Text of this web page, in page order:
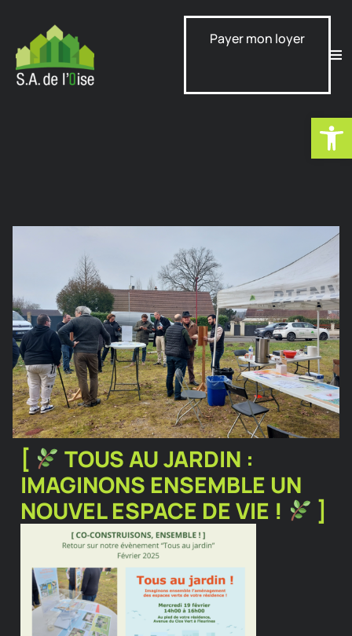
Ouvrir
Payer mon loyer
[
TOUS AU JARDIN :
IMAGINONS ENSEMBLE UN
NOUVEL ESPACE DE VIE !
]